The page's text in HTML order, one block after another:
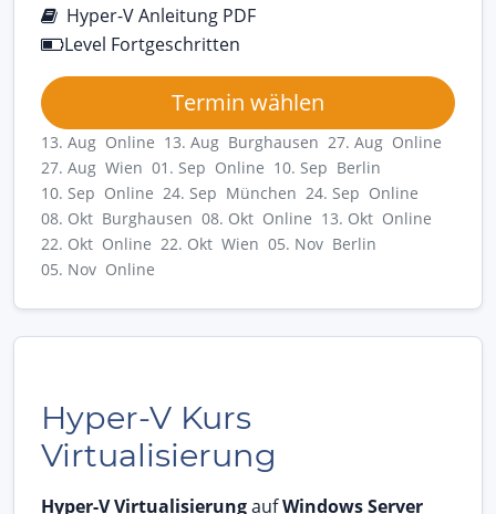
Hyper-V Anleitung PDF
Level Fortgeschritten
Termin wählen
13. Aug Online 13. Aug Burghausen 27. Aug Online
27. Aug Wien 01. Sep Online 10. Sep Berlin
10. Sep Online 24. Sep München 24. Sep Online
08. Okt Burghausen 08. Okt Online 13. Okt Online
22. Okt Online 22. Okt Wien 05. Nov Berlin
05. Nov Online
Hyper-V Kurs
Virtualisierung
Hyper-V VirtualisierungaufWindows Server